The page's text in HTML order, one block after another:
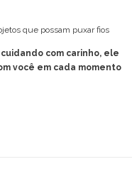
que possam puxar fios
com carinho, ele
você em cada momento